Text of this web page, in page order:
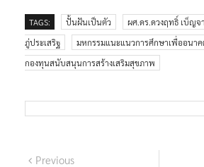
TAGS: ปั้นฝันเป็นตัว ผศ.ดร.ดวงฤทธิ์ เบ็ญจ
ภู่ประเสริฐ
มหกรรมแนะแนวการศึกษาเพื่ออนา
กองทุนสนับสนุนการสร้างเสริมสุขภาพ
Previous